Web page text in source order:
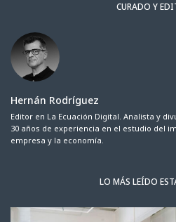
CURADO Y
Hernán Rodríguez
Editor en La Ecuación Digital. Analista y
30 años de experiencia en el estudio del
empresa y la economía.
LO MÁS LEÍDO